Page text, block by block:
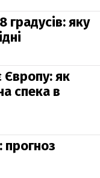
градусів: яку
як
спека в
прогноз